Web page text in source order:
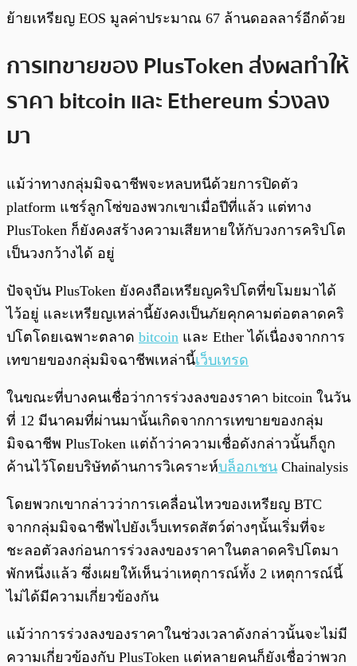
ย้ายเหรียญ EOS มูลค่าประมาณ 67 ล้านดอลลาร์อีกด้วย
การเทขายของ PlusToken ส่งผลทำให้
ราคา bitcoin และ Ethereum ร่วงลง
มา
แม้ว่าทางกลุ่มมิจฉาชีพจะหลบหนีด้วยการปิดตัว
platform แชร์ลูกโซ่ของพวกเขาเมื่อปีที่แล้ว แต่ทาง
PlusToken ก็ยังคงสร้างความเสียหายให้กับวงการคริปโต
เป็นวงกว้างได้ อยู่
ปัจจุบัน PlusToken ยังคงถือเหรียญคริปโตที่ขโมยมาได้
ไว้อยู่ และเหรียญเหล่านี้ยังคงเป็นภัยคุกคามต่อตลาดคริ
ปโตโดยเฉพาะตลาด bitcoin และ Ether ได้เนื่องจากการ
เทขายของกลุ่มมิจฉาชีพเหล่านี้เว็บเทรด
ในขณะที่บางคนเชื่อว่าการร่วงลงของราคา bitcoin ในวัน
ที่ 12 มีนาคมที่ผ่านมานั้นเกิดจากการเทขายของกลุ่ม
มิจฉาชีพ PlusToken แต่ถ้าว่าความเชื่อดังกล่าวนั้นก็ถูก
ค้านไว้โดยบริษัทด้านการวิเคราะห์บล็อกเชน Chainalysis
โดยพวกเขากล่าวว่าการเคลื่อนไหวของเหรียญ BTC
จากกลุ่มมิจฉาชีพไปยังเว็บเทรดสัตว์ต่างๆนั้นเริ่มที่จะ
ชะลอตัวลงก่อนการร่วงลงของราคาในตลาดคริปโตมา
พักหนึ่งแล้ว ซึ่งเผยให้เห็นว่าเหตุการณ์ทั้ง 2 เหตุการณ์นี้
ไม่ได้มีความเกี่ยวข้องกัน
แม้ว่าการร่วงลงของราคาในช่วงเวลาดังกล่าวนั้นจะไม่มี
ความเกี่ยวข้องกับ PlusToken แต่หลายคนก็ยังเชื่อว่าพวก